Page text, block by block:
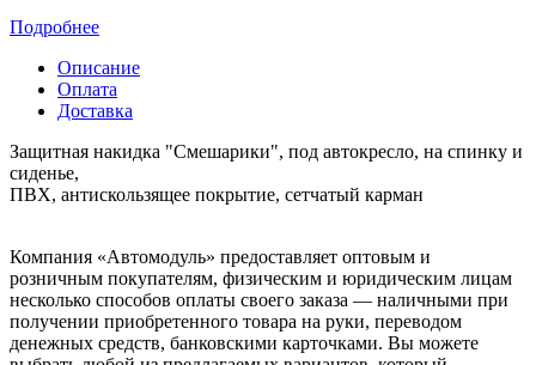
Подробнее
Описание
Оплата
Доставка
Защитная накидка "Смешарики", под автокресло, на спинку и
сиденье,
ПВХ, антискользящее покрытие, сетчатый карман
Компания «Автомодуль» предоставляет оптовым и
розничным покупателям, физическим и юридическим лицам
несколько способов оплаты своего заказа — наличными при
получении приобретенного товара на руки, переводом
денежных средств, банковскими карточками. Вы можете